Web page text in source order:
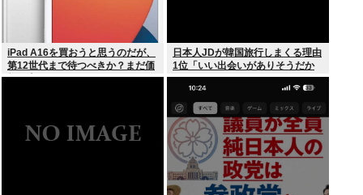
iPad A16を買おうと思うのだが、
第12世代まで待つべきか？まだ価
格が上がっていくようなら、いま
日本人JDが韓国旅行しまくる理由
1位「いい出会いがありそうだか
ら」